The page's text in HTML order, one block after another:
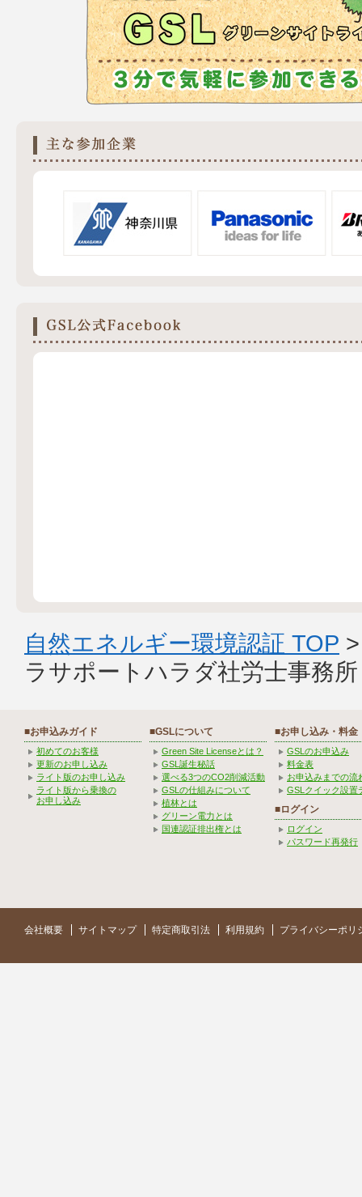
自然エネルギー環境認証 TOP
ラサポートハラダ社労士事務
■お申込みガイド
初めてのお客様
更新のお申し込み
ライト版のお申し込み
ライト版から乗換の
お申し込み
■GSLについて
Green Site Licenseとは？
GSL誕生秘話
選べる3つのCO2削減活動
GSLの仕組みについて
植林とは
グリーン電力とは
国連認証排出権とは
■お申し込み・料金
GSLのお申込み
料金表
お申込みまでの流
GSLクイック設置
■ログイン
ログイン
パスワード再発行
会社概要 サイトマップ 特定商取引法 利用規約 プライバシーポリ